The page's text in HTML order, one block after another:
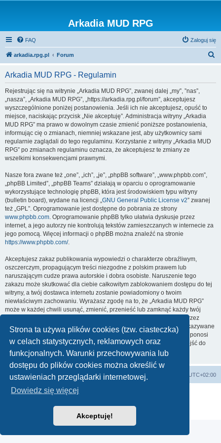
Strona ta używa plików cookies (tzw. ciasteczka)
w celach statystycznych, reklamowych oraz
funkcjonalnych. Warunki przechowywania lub
dostępu do plików cookies można określić w
ustawieniach przeglądarki internetowej.
Dowiedz się więcej
Akceptuję!
Arkadia MUD RPG
FAQ Zaloguj się
arkadia.rpg.pl Forum
Arkadia MUD RPG - Regulamin
Rejestrując się na witrynie „Arkadia MUD RPG”, zwanej dalej „my”, ”nas”,
„nasza”, „Arkadia MUD RPG”, „https://arkadia.rpg.pl/forum”, akceptujesz
wyszczególnione poniżej postanowienia. Jeśli ich nie akceptujesz, opuść to
miejsce, naciskając przycisk „Nie akceptuję”. Administracja witryny „Arkadia
MUD RPG” ma prawo w dowolnym czasie zmienić poniższe postanowienia,
informując cię o zmianach, niemniej wskazane jest, aby użytkownicy sami
regularnie zaglądali do tego regulaminu. Korzystanie z witryny „Arkadia MUD
RPG” po zmianach regulaminu oznacza, że akceptujesz te zmiany ze
wszelkimi konsekwencjami prawnymi.
Nasze fora zwane też „one”, „ich”, „je”, „phpBB software”, „www.phpbb.com”,
„phpBB Limited”, „phpBB Teams” działają w oparciu o oprogramowanie
wykorzystujące technologię phpBB, która jest środowiskiem typu witryny
(bulletin board), wydane na licencji „GNU General Public License v2” zwanej
też „GPL”. Oprogramowanie jest dostępne do pobrania ze strony
www.phpbb.com. Oprogramowanie phpBB tylko ułatwia dyskusje przez
internet, a jego autorzy nie kontrolują tekstów zamieszczanych w internecie za
jego pomocą. Więcej informacji o phpBB można znaleźć na stronie
https://www.phpbb.com/.
Akceptujesz zakaz publikowania wypowiedzi o charakterze obraźliwym,
oszczerczym, propagującym treści niezgodne z polskim prawem lub
naruszającym cudze prawa autorskie i dobra osobiste. Naruszenie tego
zakazu może skutkować dla ciebie całkowitym zablokowaniem dostępu do tej
witryny, a twój dostawca internetu zostanie powiadomiony o twoim
niewłaściwym zachowaniu. Wyrażasz zgodę na to, że „Arkadia MUD RPG”
może w każdej chwili usunąć, zmienić, przenieść lub zamknąć każdy twój
temat, post. Wyrażasz zgodę na zapisywanie wszystkich podanych przez
ciebie informacji w naszej bazie danych. Informacje te nie będą przekazywane
nikomu bez twojej zgody, ale ani „Arkadia MUD RPG”, ani phpBB nie ponosi
odpowiedzialności za włamania do witryny, podczas których może dojść do
kradzieży danych.
arkadia.rpg.pl Forum UTC+02:00
Technologię dostarcza